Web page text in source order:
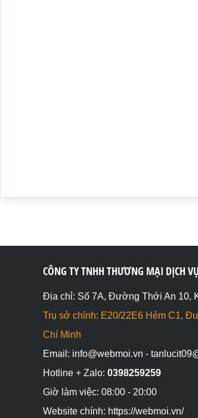
CÔNG TY TNHH THƯƠNG MẠI DỊCH
Địa chỉ: Số 7A, Đường Thới An 10,
Trụ sở chính: E20/22E6 Hẻm C1,
Chí Minh
Email: info@webmoi.vn -
Hotline + Zalo: 0398259259
Giờ làm việc: 08:00 - 20:00
Website chính: https://webmoi.vn/